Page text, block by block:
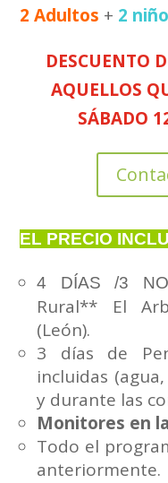
2 Adultos + 2
DESCUENTO
AQUELLOS
SÁBADO
EL PRECIO
4 DÍAS /3
Rural** El
(León).
3 días de
incluidas
y durante las
Monitores en
Todo el
anteriormente.